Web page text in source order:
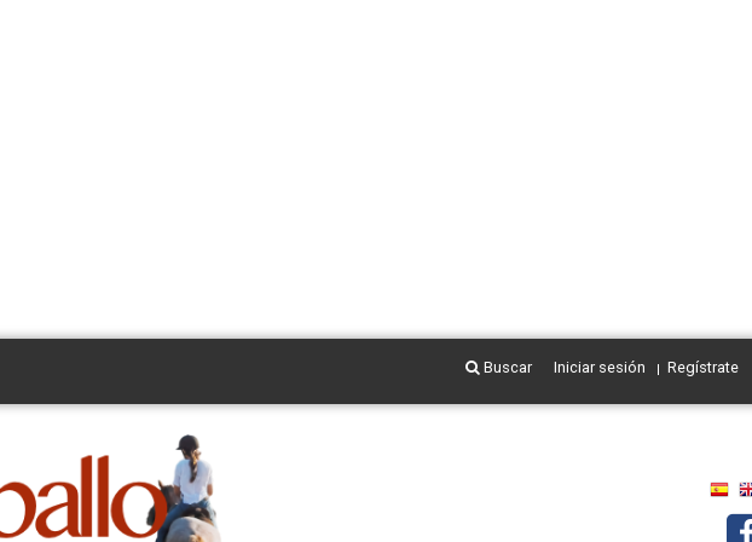
Buscar Iniciar sesión Regístrate